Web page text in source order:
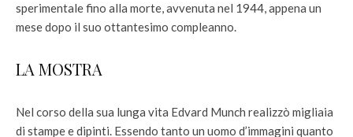
sperimentale fino alla morte, avvenuta nel 1944, appena un
mese dopo il suo ottantesimo compleanno.
LA MOSTRA
Nel corso della sua lunga vita Edvard Munch realizzò migliaia
di stampe e dipinti. Essendo tanto un uomo d’immagini quanto